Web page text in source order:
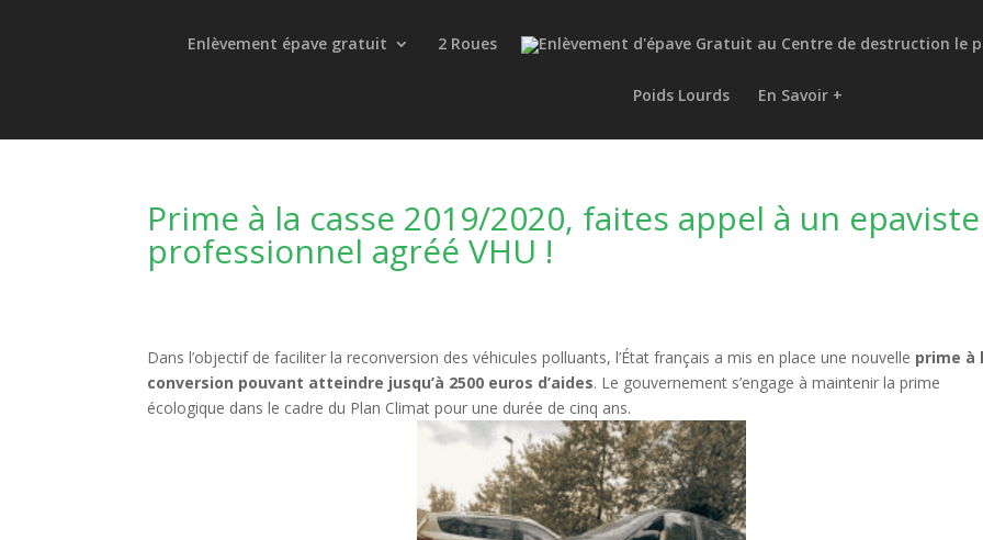
Enlèvement épave gratuit 2 Roues
Poids Lourds En Savoir +
Prime à la casse 2019/2020, faites appel à un epaviste
professionnel agréé VHU !
Dans l’objectif de faciliter la reconversion des véhicules polluants, l’État français a mis en place une nouvelle prime à
conversion pouvant atteindre jusqu’à 2500 euros d’aides. Le gouvernement s’engage à maintenir la prime
écologique dans le cadre du Plan Climat pour une durée de cinq ans.